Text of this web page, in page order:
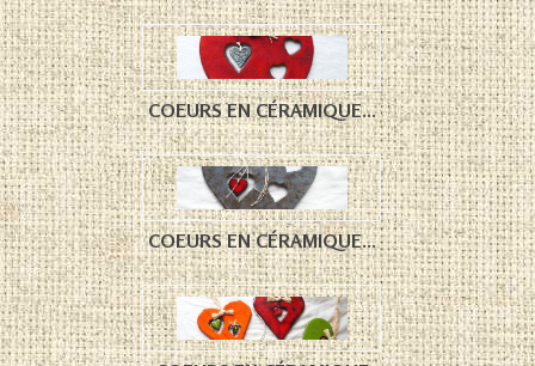
COEURS EN CÉRAMIQUE...
COEURS EN CÉRAMIQUE...